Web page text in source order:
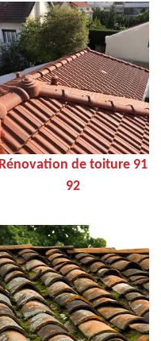
Rénovation de toiture 91
92